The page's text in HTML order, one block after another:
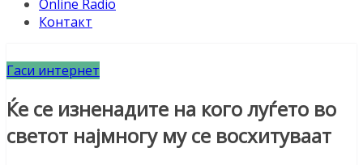
Online Radio
Контакт
Гаси интернет
Ќе се изненадите на кого луѓето во
светот најмногу му се восхитуваат